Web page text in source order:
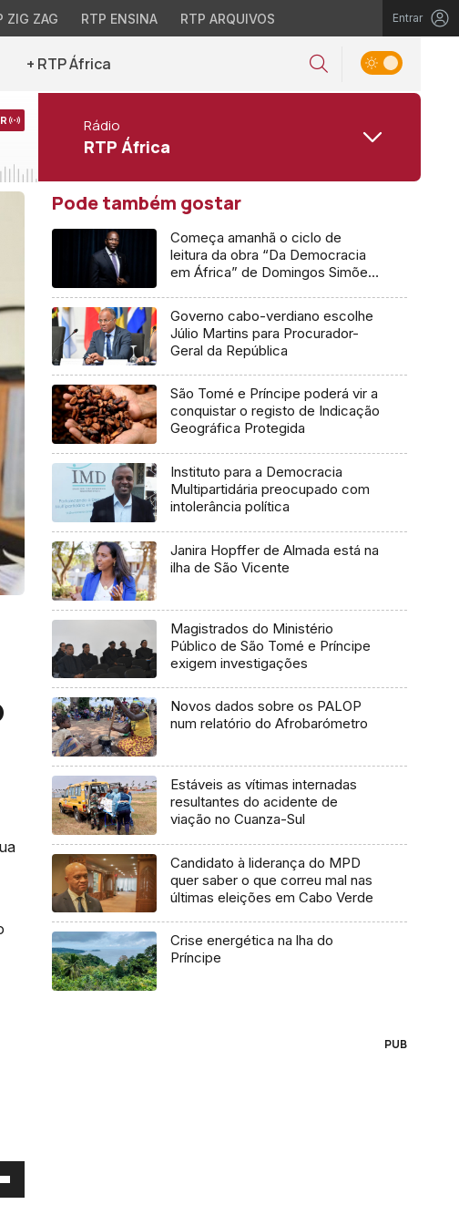
ZIG ZAG RTP ENSINA RTP ARQUIVOS Entrar
+ RTP África
Rádio
RTP África
Pode também gostar
Começa amanhã o ciclo de
leitura da obra “Da Democracia
em África” de Domingos Simões
Governo cabo-verdiano escolhe
Júlio Martins para Procurador-
Geral da República
São Tomé e Príncipe poderá vir a
conquistar o registo de Indicação
Geográfica Protegida
Instituto para a Democracia
Multipartidária preocupado com
intolerância política
Janira Hopffer de Almada está na
ilha de São Vicente
Magistrados do Ministério
Público de São Tomé e Príncipe
exigem investigações
Novos dados sobre os PALOP
num relatório do Afrobarómetro
Estáveis as vítimas internadas
resultantes do acidente de
viação no Cuanza-Sul
Candidato à liderança do MPD
quer saber o que correu mal nas
últimas eleições em Cabo Verde
Crise energética na lha do
Príncipe
PUB